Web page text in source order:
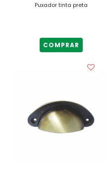
Puxador tinta preta
COMPRAR